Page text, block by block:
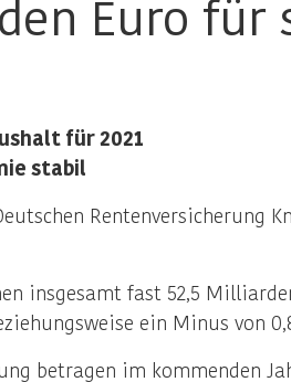
Euro für
für 2021
stabil
Rentenversicherung
insgesamt fast 52,5
ein Minus von
betragen im kommenden